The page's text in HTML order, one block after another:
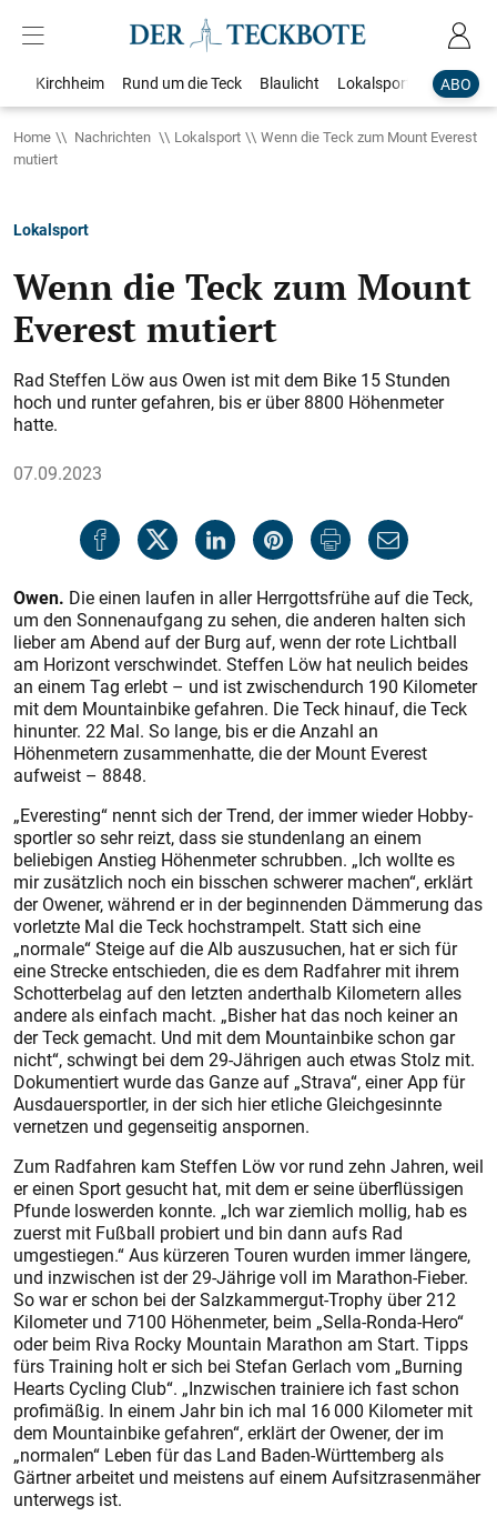
ABO
Kirchheim Rund um die Teck Blaulicht Lokalsport
Home Nachrichten Lokalsport
Wenn die Teck zum Mount Everest
mutiert
Lokalsport
Wenn die Teck zum Mount
Everest mutiert
Rad Steffen Löw aus Owen ist mit dem Bike 15 Stunden
hoch und runter gefahren, bis er über 8800 Höhenmeter
hatte.
07.09.2023
Owen. Die einen laufen in aller Herrgottsfrühe auf die Teck,
um den Sonnenaufgang zu sehen, die anderen halten sich
lieber am Abend auf der Burg auf, wenn der rote Lichtball
am Horizont verschwindet. Steffen Löw hat neulich beides
an einem Tag erlebt – und ist zwischendurch 190 Kilometer
mit dem Mountainbike gefahren. Die Teck hinauf, die Teck
hinunter. 22 Mal. So lange, bis er die Anzahl an
Höhenmetern zusammenhatte, die der Mount Everest
aufweist – 8848.
„Everesting“ nennt sich der Trend, der immer wieder Hobby­
sportler so sehr reizt, dass sie stundenlang an einem
beliebigen Anstieg Höhenmeter schrubben. „Ich wollte es
mir zusätzlich noch ein bisschen schwerer machen“, erklärt
der Owener, während er in der beginnenden Dämmerung das
vorletzte Mal die Teck hochstrampelt. Statt sich eine
„normale“ Steige auf die Alb auszusuchen, hat er sich für
eine Strecke entschieden, die es dem Radfahrer mit ihrem
Schotterbelag auf den letzten anderthalb Kilometern alles
andere als einfach macht. „Bisher hat das noch keiner an
der Teck gemacht. Und mit dem Mountainbike schon gar
nicht“, schwingt bei dem 29-Jährigen auch etwas Stolz mit.
Dokumentiert wurde das Ganze auf „Strava“, einer App für
Ausdauersportler, in der sich hier etliche Gleichgesinnte
vernetzen und gegenseitig anspornen.
Zum Radfahren kam Steffen Löw vor rund zehn Jahren, weil
er einen Sport gesucht hat, mit dem er seine überflüssigen
Pfunde loswerden konnte. „Ich war ziemlich mollig, hab es
zuerst mit Fußball probiert und bin dann aufs Rad
umgestiegen.“ Aus kürzeren Touren wurden immer längere,
und inzwischen ist der 29-Jährige voll im Marathon-Fieber.
So war er schon bei der Salzkammergut-Trophy über 212
Kilometer und 7100 Höhenmeter, beim „Sella-Ronda-Hero“
oder beim Riva Rocky Mountain Marathon am Start. Tipps
fürs Training holt er sich bei Stefan Gerlach vom „Burning
Hearts Cycling Club“. „Inzwischen trainiere ich fast schon
profimäßig. In einem Jahr bin ich mal 16 000 Kilometer mit
dem Mountainbike gefahren“, erklärt der Owener, der im
„normalen“ Leben für das Land Baden-Württemberg als
Gärtner arbeitet und meistens auf einem Aufsitzrasenmäher
unterwegs ist.